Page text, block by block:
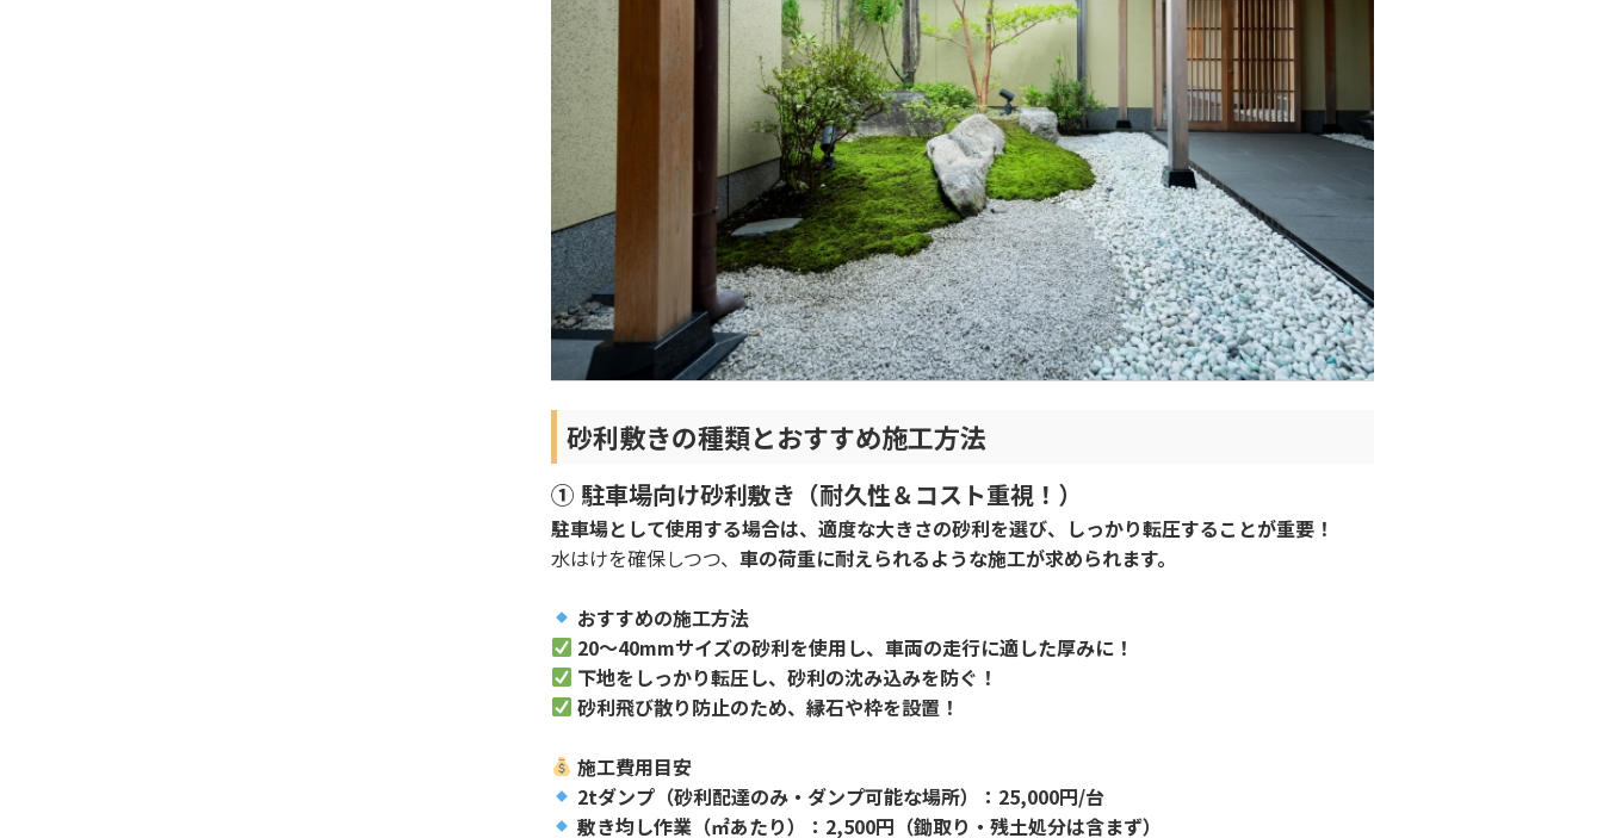
砂利敷きの種類とおすすめ施工方法
① 駐車場向け砂利敷き（耐久性＆コスト重視！）
駐車場として使用する場合は、適度な大きさの砂利を選び、しっかり転圧することが重要！
水はけを確保しつつ、 車の荷重に耐えられるような施工が求められます。
おすすめの施工方法
20～40mmサイズの砂利を使用し、車両の走行に適した厚みに！
下地をしっかり転圧し、砂利の沈み込みを防ぐ！
砂利飛び散り防止のため、縁石や枠を設置！
施工費用目安
2tダンプ（砂利配達のみ・ダンプ可能な場所）：25,000円/台
敷き均し作業（㎡あたり）：2,500円（鋤取り・残土処分は含まず）